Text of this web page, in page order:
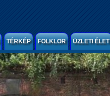
TÉRKÉP FOLKLOR ÜZLETI ÉLET